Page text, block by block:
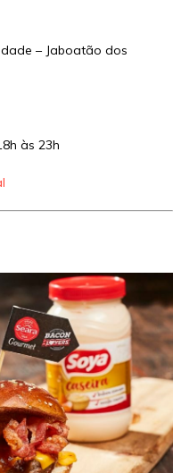
– Jaboatão dos
às 23h